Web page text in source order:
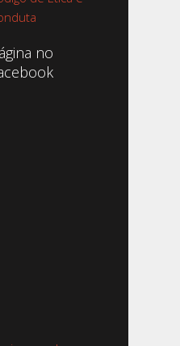
no